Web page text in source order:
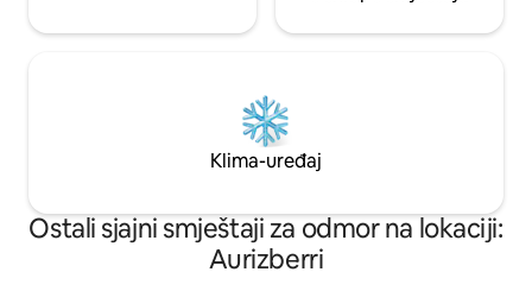
Klima-uređaj
Ostali sjajni smještaji za odmor na lokaciji:
Aurizberri